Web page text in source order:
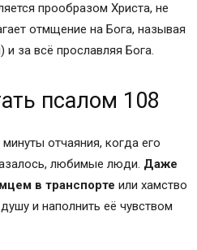
прообразом Христа, не
отмщение на Бога, называя
за всё прославляя Бога.
псалом 108
отчаяния, когда его
любимые люди. Даже
в транспорте или хамство
и наполнить её чувством